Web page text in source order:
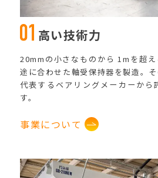
高い技術力
20mmの小さなものから 1mを超
途に合わせた軸受保持器を製造。
代表するベアリングメーカーから
す。
事業について